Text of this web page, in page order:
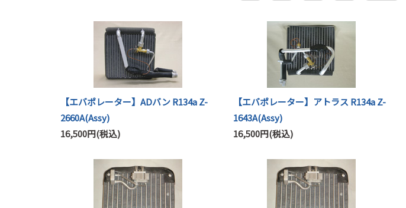
【エバポレーター】ADバン R134a Z-
2660A(Assy)
16,500円(税込)
【エバポレーター】アトラス R134a Z-
1643A(Assy)
16,500円(税込)